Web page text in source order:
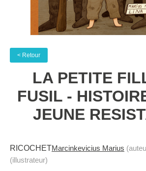
< Retour
LA PETITE
FUSIL -
JEUNE
RICOCHETMarcinkevicius Marius
(illustrateur)